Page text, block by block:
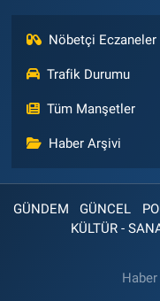
Nöbetçi Eczaneler
Trafik Durumu
Tüm Manşetler
Haber Arşivi
GÜNDEM GÜNCEL
KÜLTÜR -
Haber